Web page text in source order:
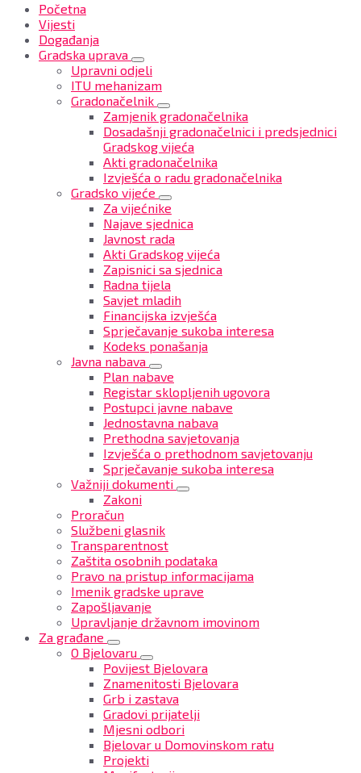
Početna
Vijesti
Događanja
Gradska uprava
Upravni odjeli
ITU mehanizam
Gradonačelnik
Zamjenik gradonačelnika
Dosadašnji gradonačelnici i predsjednici
Gradskog vijeća
Akti gradonačelnika
Izvješća o radu gradonačelnika
Gradsko vijeće
Za vijećnike
Najave sjednica
Javnost rada
Akti Gradskog vijeća
Zapisnici sa sjednica
Radna tijela
Savjet mladih
Financijska izvješća
Sprječavanje sukoba interesa
Kodeks ponašanja
Javna nabava
Plan nabave
Registar sklopljenih ugovora
Postupci javne nabave
Jednostavna nabava
Prethodna savjetovanja
Izvješća o prethodnom savjetovanju
Sprječavanje sukoba interesa
Važniji dokumenti
Zakoni
Proračun
Službeni glasnik
Transparentnost
Zaštita osobnih podataka
Pravo na pristup informacijama
Imenik gradske uprave
Zapošljavanje
Upravljanje državnom imovinom
Za građane
O Bjelovaru
Povijest Bjelovara
Znamenitosti Bjelovara
Grb i zastava
Gradovi prijatelji
Mjesni odbori
Bjelovar u Domovinskom ratu
Projekti